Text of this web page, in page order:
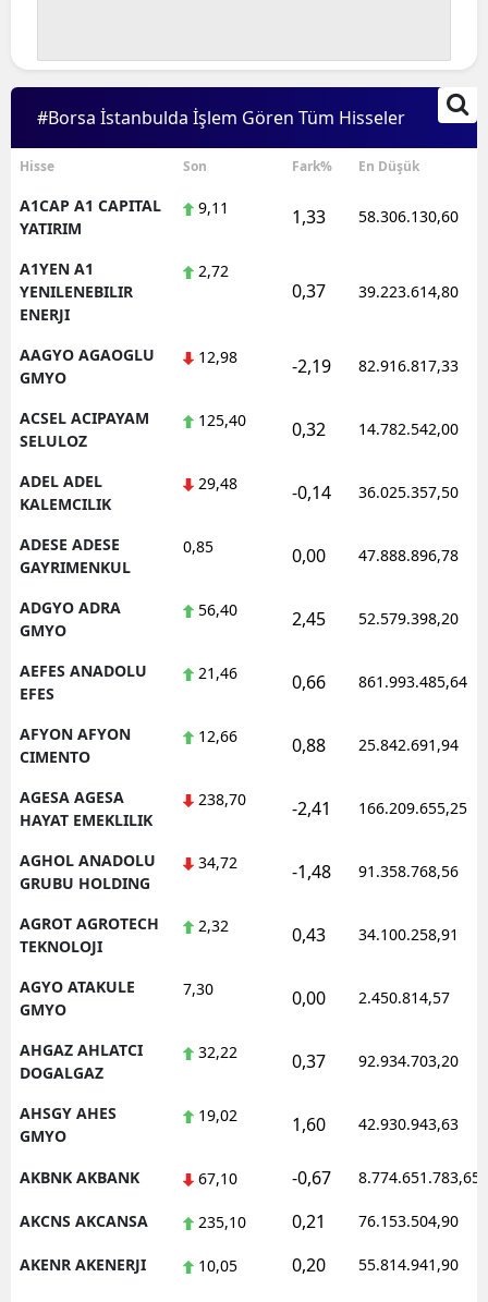
#Borsa İstanbulda İşlem Gören Tüm Hisseler
Hisse Son Fark% En Düşük
A1CAP A1 CAPITAL
YATIRIM
9,11 1,33 58.306.130,60
A1YEN A1
YENILENEBILIR
ENERJI
2,72
0,37 39.223.614,80
AAGYO AGAOGLU
GMYO
12,98 -2,19 82.916.817,33
ACSEL ACIPAYAM
SELULOZ
125,40 0,32 14.782.542,00
ADEL ADEL
KALEMCILIK
29,48 -0,14 36.025.357,50
ADESE ADESE
GAYRIMENKUL
0,85 0,00 47.888.896,78
ADGYO ADRA
GMYO
56,40 2,45 52.579.398,20
AEFES ANADOLU
EFES
21,46 0,66 861.993.485,64
AFYON AFYON
CIMENTO
12,66 0,88 25.842.691,94
AGESA AGESA
HAYAT EMEKLILIK
238,70 -2,41 166.209.655,25
AGHOL ANADOLU
GRUBU HOLDING
34,72 -1,48 91.358.768,56
AGROT AGROTECH
TEKNOLOJI
2,32 0,43 34.100.258,91
AGYO ATAKULE
GMYO
7,30 0,00 2.450.814,57
AHGAZ AHLATCI
DOGALGAZ
32,22 0,37 92.934.703,20
AHSGY AHES
GMYO
19,02 1,60 42.930.943,63
AKBNK AKBANK 67,10 -0,67 8.774.651.783,65
AKCNS AKCANSA 235,10 0,21 76.153.504,90
AKENR AKENERJI 10,05 0,20 55.814.941,90